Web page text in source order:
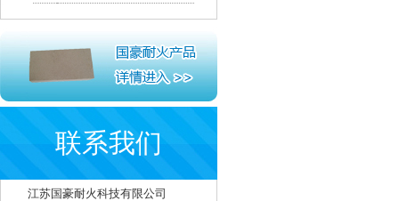
联系我们
江苏国豪耐火科技有限公司